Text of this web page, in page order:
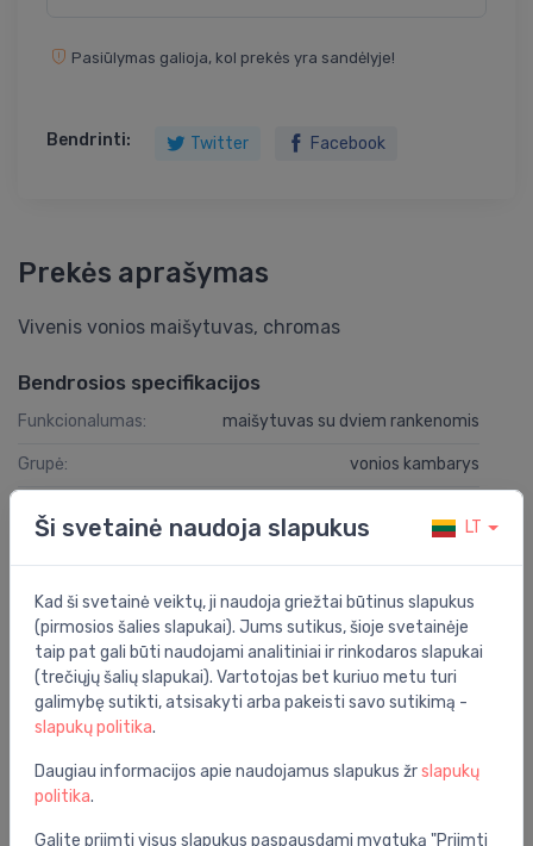
Pasiūlymas galioja, kol prekės yra sandėlyje!
Bendrinti: Twitter Facebook
Prekės aprašymas
Vivenis vonios maišytuvas, chromas
Bendrosios specifikacijos
Funkcionalumas: maišytuvas su dviem rankenomis
Grupė: vonios kambarys
Montavimo vieta: ant sienos
Specifikacija
Produkto kodas: 75420000
Prekės ženklas:
Ši svetainė naudoja slapukus LT
Kad ši svetainė veiktų, ji naudoja griežtai būtinus slapukus
(pirmosios šalies slapukai). Jums sutikus, šioje svetainėje
taip pat gali būti naudojami analitiniai ir rinkodaros slapukai
(trečiųjų šalių slapukai). Vartotojas bet kuriuo metu turi
galimybę sutikti, atsisakyti arba pakeisti savo sutikimą -
slapukų politika.
Daugiau informacijos apie naudojamus slapukus žrslapukų
politika.
Galite priimti visus slapukus paspausdami mygtuką "Priimti